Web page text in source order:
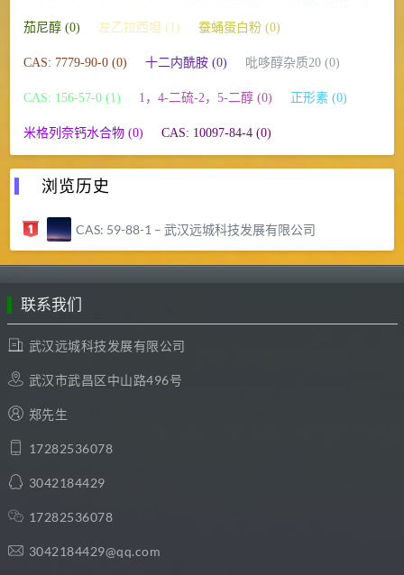
茄尼醇 (0) 左乙拉西坦 (1) 蚕蛹蛋白粉 (0)
CAS: 7779-90-0 (0) 十二内酰胺 (0) 吡哆醇杂质20 (0)
CAS: 156-57-0 (1) 1，4-二硫-2，5-二醇 (0) 正形素 (0)
米格列奈钙水合物 (0) CAS: 10097-84-4 (0)
浏览历史
CAS: 59-88-1 – 武汉远城科技发展有限公司
联系我们
武汉远城科技发展有限公司
武汉市武昌区中山路496号
郑先生
17282536078
3042184429
17282536078
3042184429@qq.com